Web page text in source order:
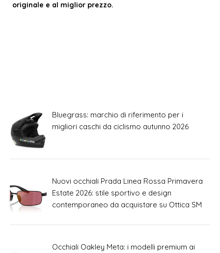
originale e al miglior prezzo.
Bluegrass: marchio di riferimento per i
migliori caschi da ciclismo autunno 2026
Nuovi occhiali Prada Linea Rossa Primavera
Estate 2026: stile sportivo e design
contemporaneo da acquistare su Ottica SM
Occhiali Oakley Meta: i modelli premium ai